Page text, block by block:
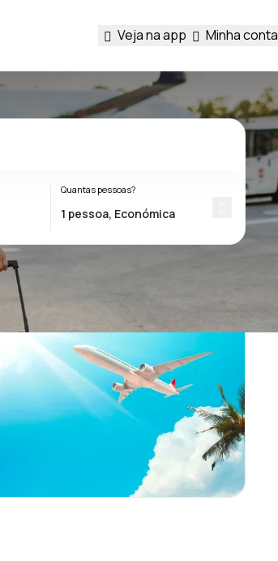
Veja na app Minha conta
Quantas pessoas?